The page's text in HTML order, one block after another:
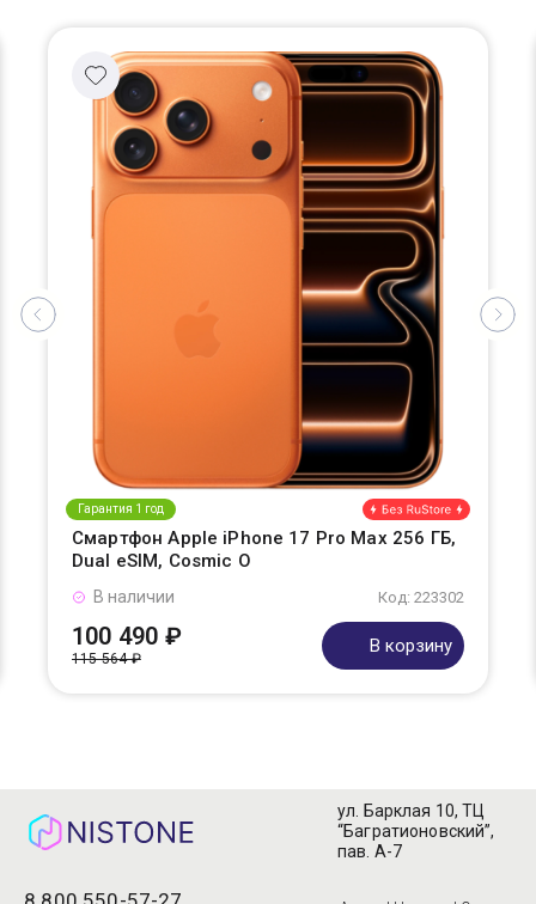
Гарантия 1 год
Смартфон Apple iPhone 17 Pro Max 256 ГБ,
Dual eSIM, Cosmic O
Код: 223302
В наличии
100 490 ₽
115 564 ₽
В корзину
ул. Барклая 10, ТЦ
“Багратионовский”,
пав. А-7